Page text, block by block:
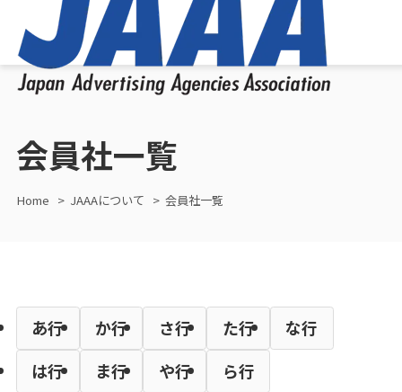
会員社一覧
Home JAAAについて 会員社一覧
あ行 か行 さ行 た行
な行
は行
ま行 や行 ら行